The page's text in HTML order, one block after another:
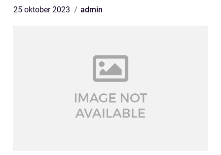
25 oktober 2023 admin